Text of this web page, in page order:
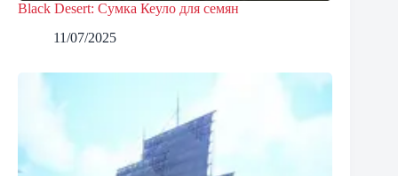
Black Desert: Сумка Кеуло для семян
11/07/2025